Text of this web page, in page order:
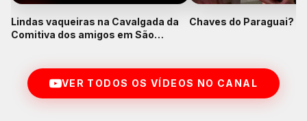
Lindas vaqueiras na Cavalgada da
Comitiva dos amigos em São
Chaves do Paraguai?
VER TODOS OS VÍDEOS NO CANAL